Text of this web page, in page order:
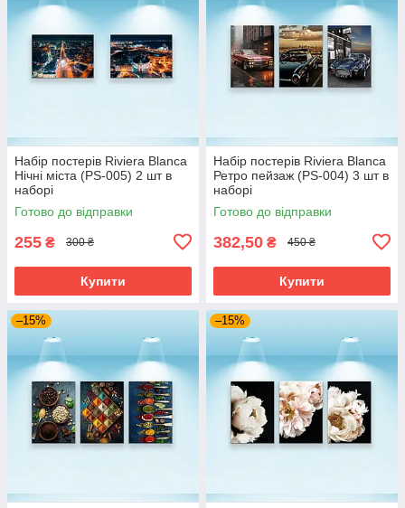
Набір постерів Riviera Blanca
Нічні міста (PS-005) 2 шт в
наборі
Готово до відправки
255 ₴ 300 ₴
Купити
Набір постерів Riviera Blanca
Ретро пейзаж (PS-004) 3 шт в
наборі
Готово до відправки
382,50 ₴ 450 ₴
Купити
–15% –15%